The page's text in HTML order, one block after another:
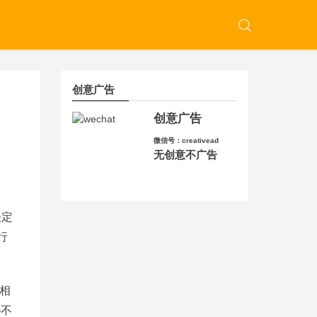
创意广告
创意广告
微信号：creativead
无创意不广告